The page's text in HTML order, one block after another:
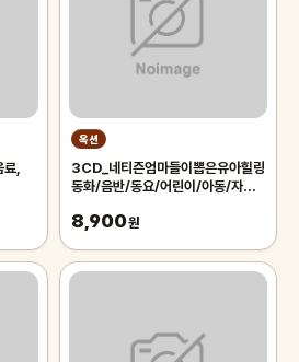
료,
옥션
3CD_네티즌엄마들이뽑은유아힐링
동화/음반/동요/어린이/아동/자장
8,900원